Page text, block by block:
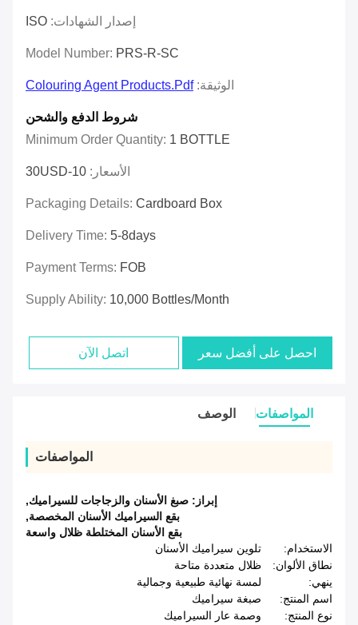
إصدار الشهادات: ISO
Model Number: PRS-R-SC
الوثيقة:Colouring Agent Products.pdf
شروط الدفع والشحن
Minimum Order Quantity: 1 BOTTLE
الأسعار: 10-30USD
Packaging Details: Cardboard Box
Delivery Time: 5-8days
Payment Terms: FOB
Supply Ability: 10,000 Bottles/month
احصل على أفضل سعر اتصل الآن
المواصفات الوصف
المواصفات
إبراز: صبغ الأسنان والزجاجات للسيراميك,
بقع السيراميك الأسنان المخصصة,
بقع الأسنان المختلطة ظلال واسعة
الاستخدام:
تلوين سيراميك الأسنان
نطاق الألوان:
ظلال متعددة متاحة
ينهي:
لمسة نهائية طبيعية وجمالية
اسم المنتج:
صبغة سيراميك
نوع المنتج:
وصمة عار السيراميك